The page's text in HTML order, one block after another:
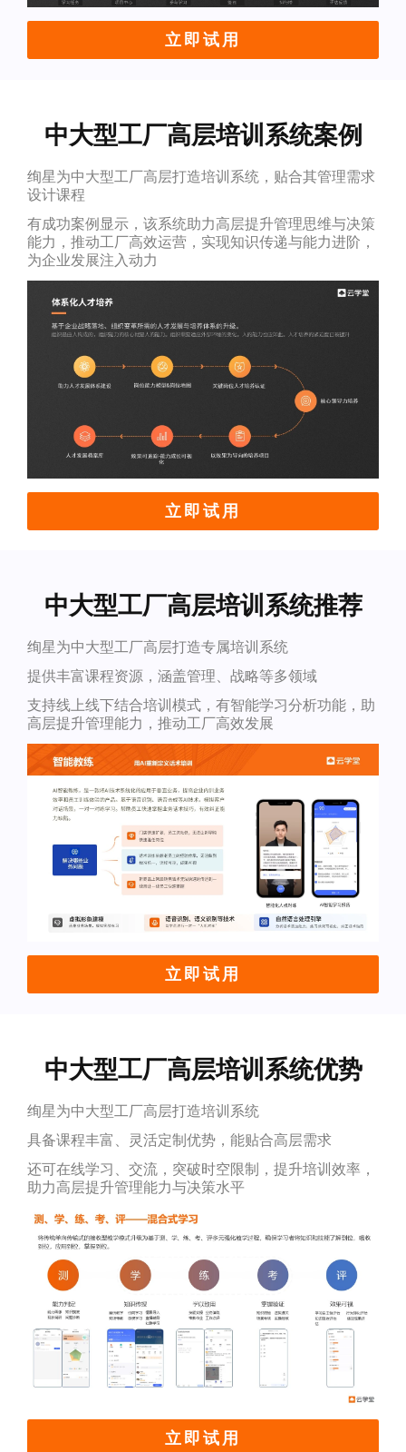
立即试用
中大型工厂高层培训系统案例
绚星为中大型工厂高层打造培训系统，贴合其管理需求
设计课程
有成功案例显示，该系统助力高层提升管理思维与决策
能力，推动工厂高效运营，实现知识传递与能力进阶，
为企业发展注入动力
立即试用
中大型工厂高层培训系统推荐
绚星为中大型工厂高层打造专属培训系统
提供丰富课程资源，涵盖管理、战略等多领域
支持线上线下结合培训模式，有智能学习分析功能，助
高层提升管理能力，推动工厂高效发展
立即试用
中大型工厂高层培训系统优势
绚星为中大型工厂高层打造培训系统
具备课程丰富、灵活定制优势，能贴合高层需求
还可在线学习、交流，突破时空限制，提升培训效率，
助力高层提升管理能力与决策水平
立即试用